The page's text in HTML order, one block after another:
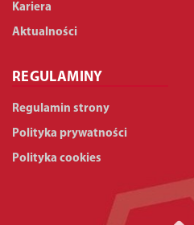
Kariera
Aktualności
REGULAMINY
Regulamin strony
Polityka prywatności
Polityka cookies